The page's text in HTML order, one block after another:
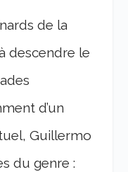
de la
descendre le
d’un
Guillermo
du genre :